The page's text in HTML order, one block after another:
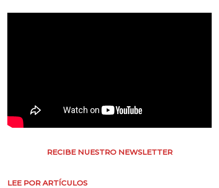
RECIBE NUESTRO NEWSLETTER
LEE POR ARTÍCULOS